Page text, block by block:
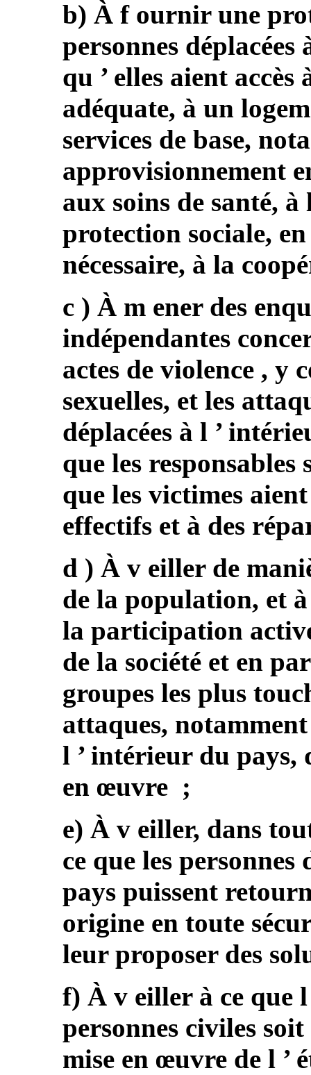
b) À f ournir une
personnes
qu ’ elles aient
adéquate, à un
services de base,
approvisionnement
aux soins de santé,
protection sociale,
nécessaire, à la
c ) À m ener des
indépendantes
actes de violence , y
sexuelles, et les
déplacées à l ’
que les
que les victimes
effectifs et à des
d ) À v eiller de
de la population, et
la participation
de la société et en
groupes les plus
attaques, notamment
l ’ intérieur du pays,
en œuvre ;
e) À v eiller, dans
ce que les
pays puissent
origine en toute
leur proposer des
f) À v eiller à ce que
personnes civiles soit
mise en œuvre de l ’